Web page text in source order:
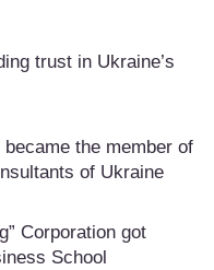
trust in Ukraine’s
became the member of
of Ukraine
Corporation got
School